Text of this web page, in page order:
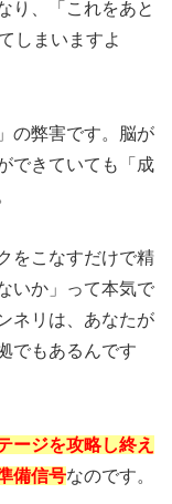
り、「これをあと
しまいますよ
の弊害です。脳が
できていても「成
をこなすだけで精
いか」って本気で
ネリは、あなたが
でもあるんです
ージを攻略し終え
備信号なのです。